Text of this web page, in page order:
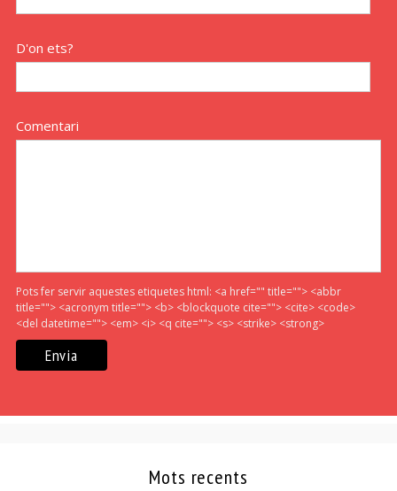
D'on ets?
Comentari
Pots fer servir aquestes etiquetes html: <a href="" title=""> <abbr
title=""> <acronym title=""> <b> <blockquote cite=""> <cite> <code>
<del datetime=""> <em> <i> <q cite=""> <s> <strike> <strong>
Mots recents